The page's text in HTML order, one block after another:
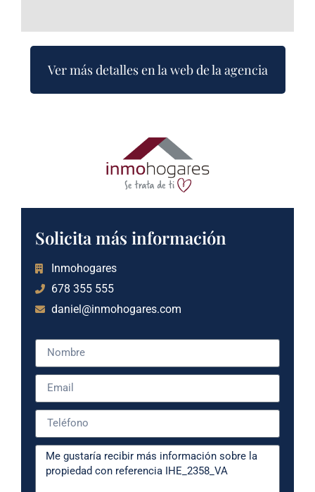
Ver más detalles en la web de la agencia
Solicita más información
Inmohogares
678 355 555
daniel@inmohogares.com